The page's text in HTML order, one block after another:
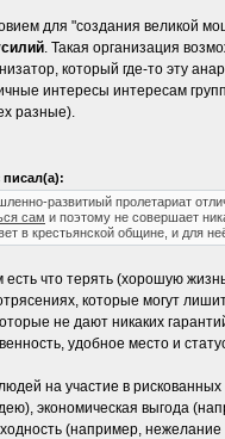
для "создания великой
. Такая организация
который где-то эту
интересы интересам
разные).
писал(а):
развитиый пролетариат
сам и поэтому не совершает
в крестьянской общине, и для
что терять (хорошую
которые могут
не дают никаких
удобное место и
на участие в
экономическая выгода
(например,